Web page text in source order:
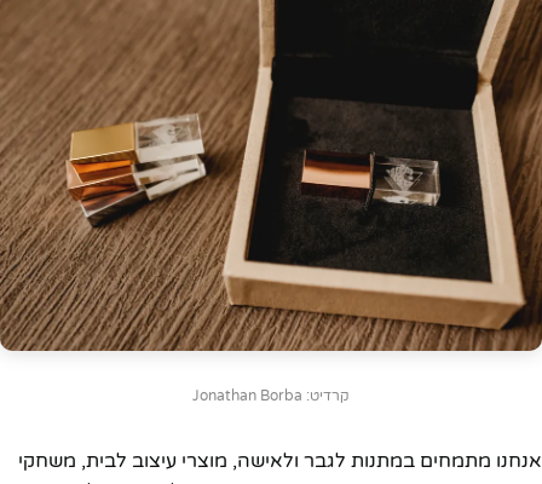
קרדיט: Jonathan Borba
אנחנו מתמחים במתנות לגבר ולאישה, מוצרי עיצוב לבית, משחקי